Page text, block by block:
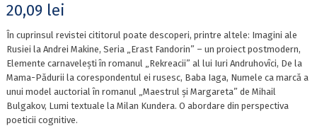
20,09 lei
În cuprinsul revistei cititorul poate descoperi, printre altele: Imagini ale
Rusiei la Andrei Makine, Seria „Erast Fandorin” – un proiect postmodern,
Elemente carnavelești în romanul „Rekreacii” al lui Iuri Andruhovîci, De la
Mama-Pădurii la corespondentul ei rusesc, Baba Iaga, Numele ca marcă a
unui model auctorial în romanul „Maestrul și Margareta” de Mihail
Bulgakov, Lumi textuale la Milan Kundera. O abordare din perspectiva
poeticii cognitive.